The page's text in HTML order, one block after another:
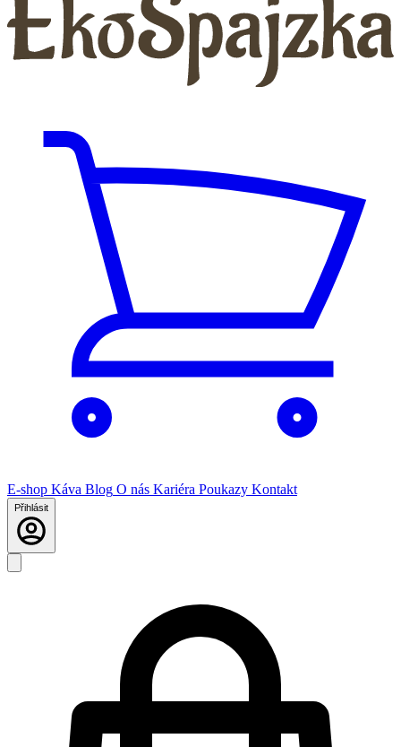
E-shop Káva Blog O nás Kariéra Poukazy Kontakt
Přihlásit